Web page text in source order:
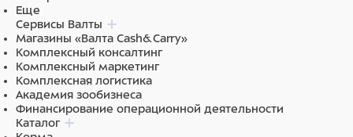
Условия хранения:
хранить при температуре от +4 °С до
+25 °С и относительной влажности воздуха не более 75%.
Ингредиенты
Еще
Сервисы Валты
Магазины «Валта Cash&Carry»
Комплексный консалтинг
Комплексный маркетинг
Комплексная логистика
Академия зообизнеса
Финансирование операционной деятельности
Каталог